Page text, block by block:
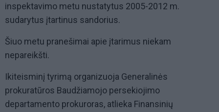
inspektavimo metu nustatytus 2005-2012 m.
sudarytus įtartinus sandorius.
Šiuo metu pranešimai apie įtarimus niekam
nepareikšti.
Ikiteisminį tyrimą organizuoja Generalinės
prokuratūros Baudžiamojo persekiojimo
departamento prokuroras, atlieka Finansinių